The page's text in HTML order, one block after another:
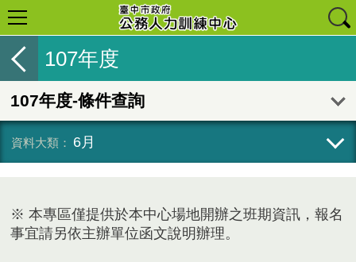
107年度
107年度-條件查詢
6月
※ 本專區僅提供於本中心場地開辦之班期資訊，報名
事宜請另依主辦單位函文說明辦理。